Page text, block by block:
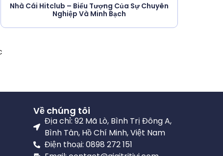
Nhà Cái Hitclub – Biểu Tượng Của Sự Chuyên
Nghiệp Và Minh Bạch
Về chúng tôi
Địa chỉ: 92 Mã Lò, Bình Trị Đông A,
Bình Tân, Hồ Chí Minh, Việt Nam
Điện thoại: 0898 272 151